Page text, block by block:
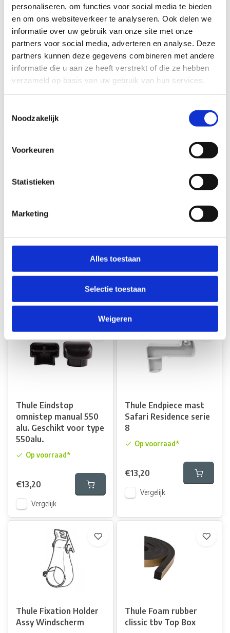
personaliseren, om functies voor social media te bieden
en om ons websiteverkeer te analyseren. Ook delen we
informatie over uw gebruik van onze site met onze
partners voor social media, adverteren en analyse. Deze
partners kunnen deze gegevens combineren met andere
informatie die u aan ze heeft verstrekt of die ze hebben
verzameld op basis van uw gebruik van hun services.
Noodzakelijk
Voorkeuren
Statistieken
Marketing
Alles toestaan
Selectie toestaan
Weigeren
Thule Cilinder inclusief
2 sleutels Door Lock
Op voorraad*
€37,40
Thule Con. profiles
Thule step 550 V10
Op voorraad*
€31,50
Op voorraad*
Thule Door Lock Single
€184,90
Thule Eindstop
omnistep manual 550
alu. Geschikt voor type
550alu.
Op voorraad*
€13,20
Vergelijk
Thule Endpiece mast
Safari Residence serie
8
Op voorraad*
€13,20
Vergelijk
Thule Fixation Holder
Assy Windscherm
Thule Foam rubber
clissic tbv Top Box